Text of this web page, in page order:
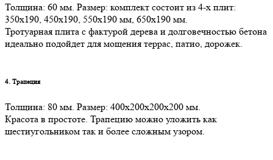
Толщина: 60 мм. Размер: комплект состоит из 4-х плит:
350х190, 450х190, 550х190 мм, 650х190 мм.
Тротуарная плита с фактурой дерева и долговечностью бетона
идеально подойдет для мощения террас, патио, дорожек.
4. Трапеция
Толщина: 80 мм. Размер: 400х200х200х200 мм.
Красота в простоте. Трапецию можно уложить как
шестиугольником так и более сложным узором.